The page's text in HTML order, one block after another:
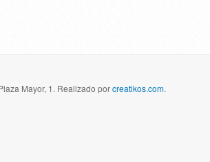
Mayor, 1. Realizado porcreatikos.com.